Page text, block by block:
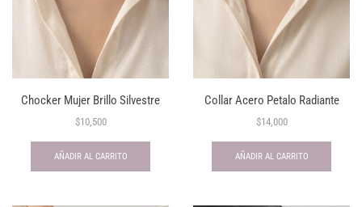
Chocker Mujer Brillo Silvestre
$10,500
AÑADIR AL CARRITO
Collar Acero Petalo Radiante
$14,000
AÑADIR AL CARRITO